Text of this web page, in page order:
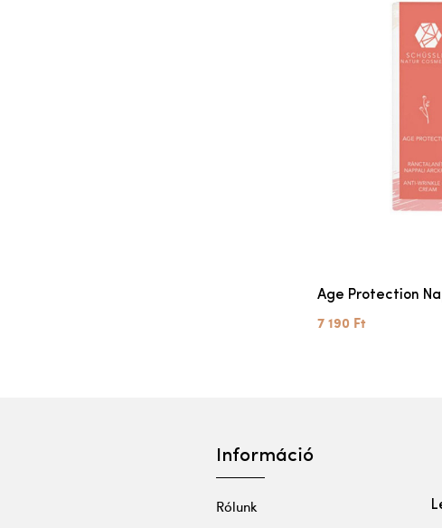
Age Protection
7 190 Ft
Információ
Rólunk